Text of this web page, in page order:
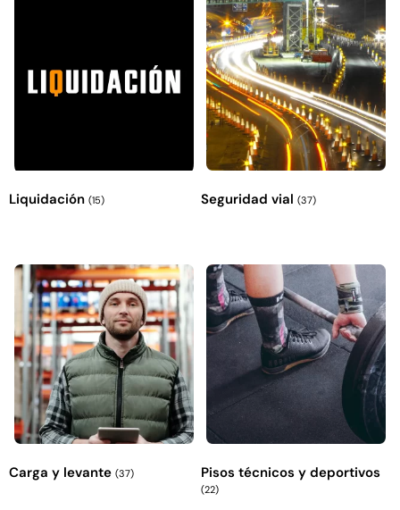
Liquidación (15) Seguridad vial (37)
Carga y levante (37) Pisos técnicos y deportivos
(22)
49%
densidad 35mm Rollo
4,57*30,48mts
$2.002.243
$1.021.490
Leer más
22%
$1.192.666 930.490
Agregar al carrito